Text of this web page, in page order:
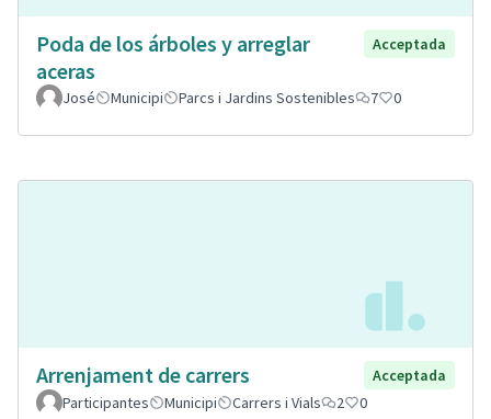
Poda de los árboles y arreglar
aceras
Acceptada
José Municipi Parcs i Jardins Sostenibles 7 0
Arrenjament de carrers
Acceptada
Participantes
Municipi Carrers i Vials 2 0